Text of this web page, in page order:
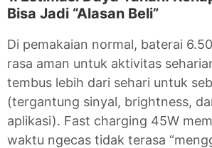
Bisa Jadi “Alasan Beli”
Di pemakaian normal, baterai
rasa aman untuk aktivitas
tembus lebih dari sehari untuk
(tergantung sinyal, brightness,
aplikasi). Fast charging 45W
waktu ngecas tidak terasa